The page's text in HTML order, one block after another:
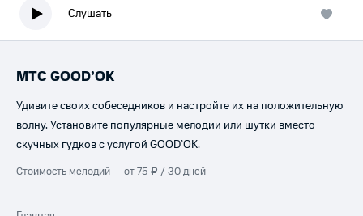
Слушать
МТС GOOD’OK
Удивите своих собеседников и настройте их на положительную
волну. Установите популярные мелодии или шутки вместо
скучных гудков с услугой GOOD’OK.
Стоимость мелодий — от 75 ₽ / 30 дней